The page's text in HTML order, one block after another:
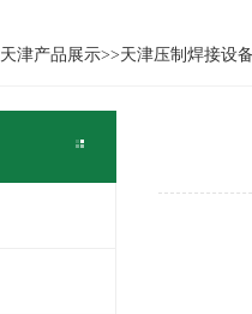
天津产品展示>>天津压制焊接设